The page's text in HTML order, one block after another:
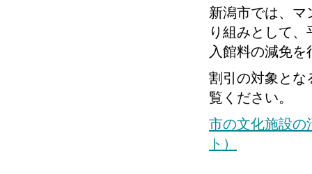
新潟市では、マ
り組みとして
入館料の減免
割引の対象とな
覧ください。
市の文化施設の
ト）